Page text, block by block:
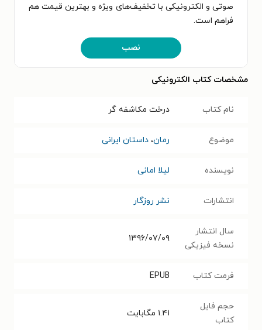
صوتی و الکترونیکی با تخفیف‌های ویژه و بهترین قیمت هم
فراهم است.
نصب
مشخصات کتاب الکترونیکی
نام کتاب درخت مکاشفه گر
موضوع رمان، داستان ایرانی
نویسنده لیلا امانی
انتشارات نشر روزگار
سال انتشار
نسخه فیزیکی
۱۳۹۶/۰۷/۰۹
فرمت کتاب EPUB
حجم فایل
کتاب
۱.۴۱ مگابایت